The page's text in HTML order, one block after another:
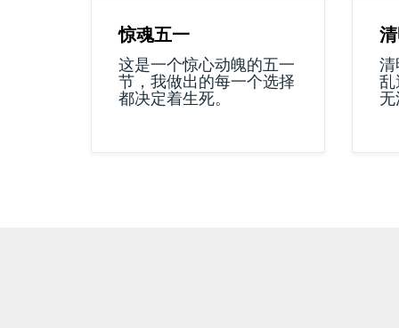
惊魂五一
这是一个惊心动魄的五一
节，我做出的每一个选择
都决定着生死。
清
乱